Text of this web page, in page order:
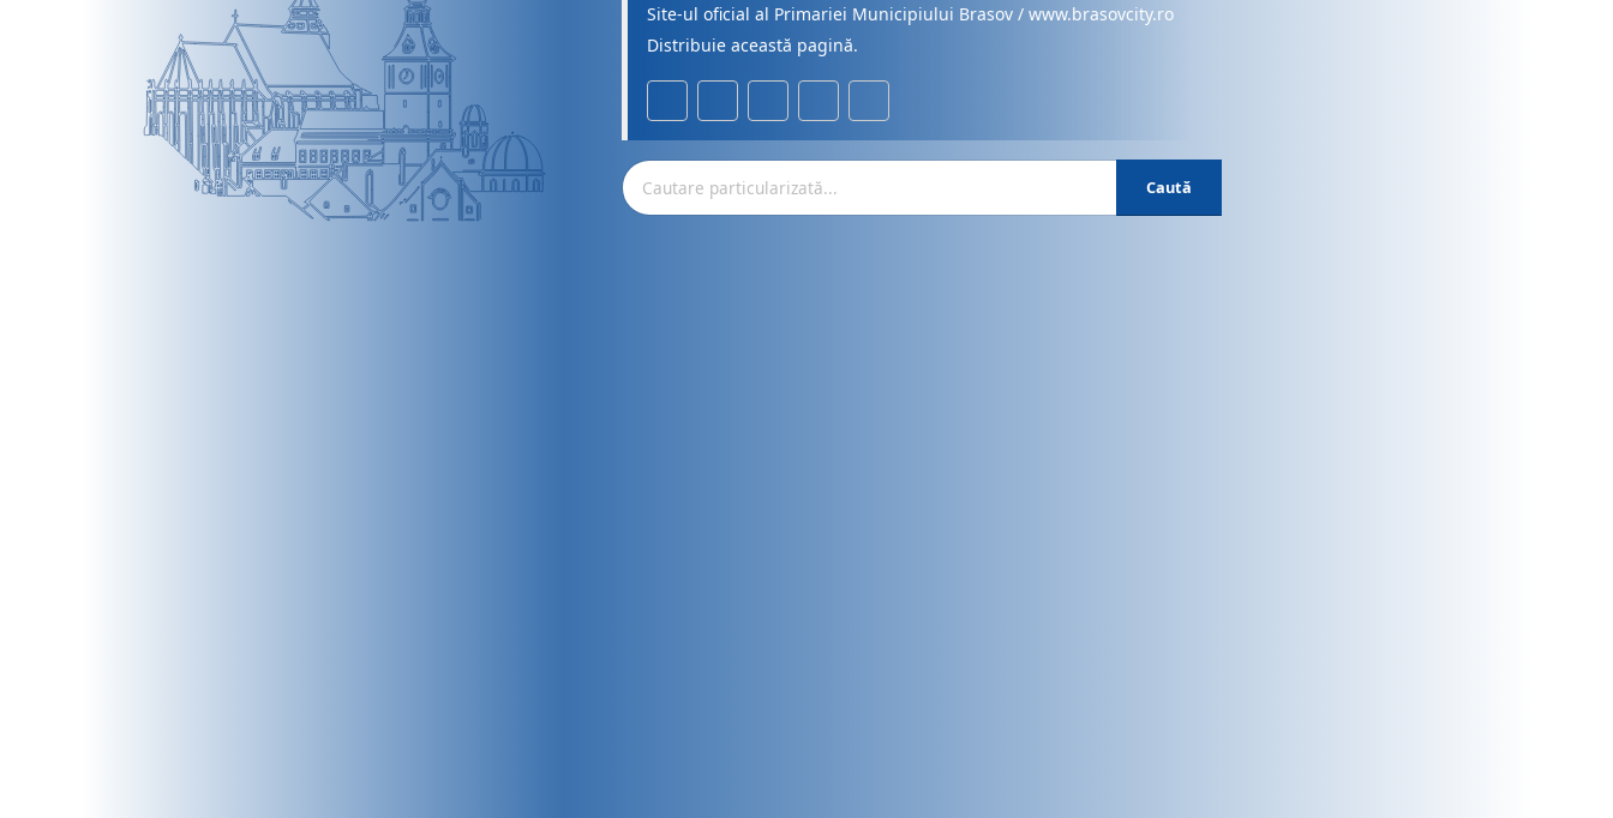
Site-ul oficial al Primariei Municipiului Brasov / www.brasovcity.ro
Distribuie această pagină.
Caută